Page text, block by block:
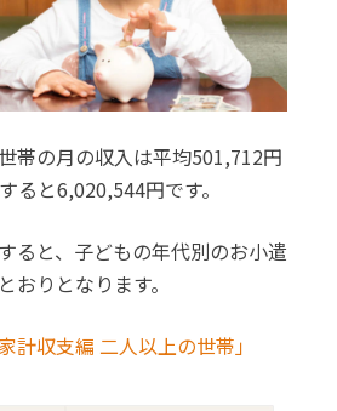
帯の月の収入は平均501,712円
ると6,020,544円です。
ると、子どもの年代別のお小遣
おりとなります。
家計収支編 二人以上の世帯」